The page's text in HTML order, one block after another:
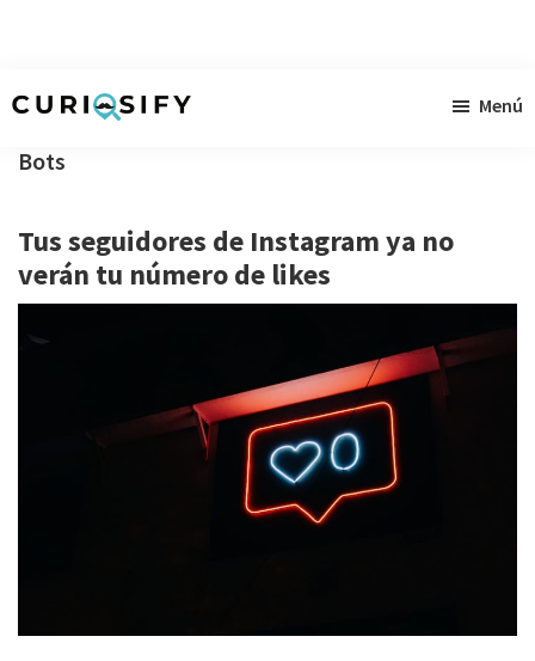
contenido
primaria
pie
raudales
Menú
Bots
Tus seguidores de Instagram ya no
verán tu número de likes